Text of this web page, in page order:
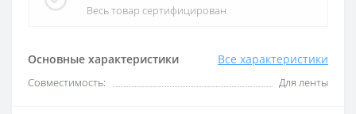
Основные характеристики Все характеристики
Совместимость: Для ленты
Весь товар сертифицирован